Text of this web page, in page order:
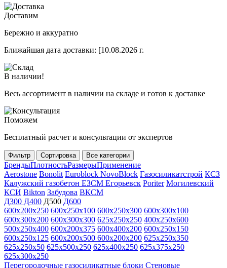
Доставим
Бережно и аккуратно
Ближайшая дата доставки: [10.08.2026 г.
В наличии!
Весь ассортимент в наличии на складе и готов к доставке
Поможем
Бесплатный расчет и консультации от экспертов
Фильтр Сортировка Все категории
БрендыПлотностьРазмерыПрименение
Aerostone Bonolit Euroblock NovoBlock Газосиликатстрой КСЗ
Калужский газобетон ЕЗСМ Егорьевск Poriter Могилевский
КСИ Bikton Забудова ВКСМ
Д300 Д400 Д500 Д600
600х200х250 600х250х100 600х250х300 600х300х100
600х300х200 600х300х300 625х250х250 400х250х600
500х250х400 600х200х375 600х400х200 600х250х150
600х250х125 600х200х500 600х200х200 625х250х350
625х250х50 625х500х250 625х400х250 625х375х250
625х300х250
Перегородочные газосиликатные блоки Стеновые